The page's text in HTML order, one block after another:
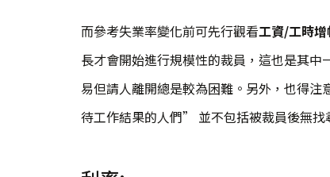
而參考失業率變化前可先行觀看工資/工時
長才會開始進行規模性的裁員，這也是其
易但請人離開總是較為困難。另外，也得
待工作結果的人們” 並不包括被裁員後無找